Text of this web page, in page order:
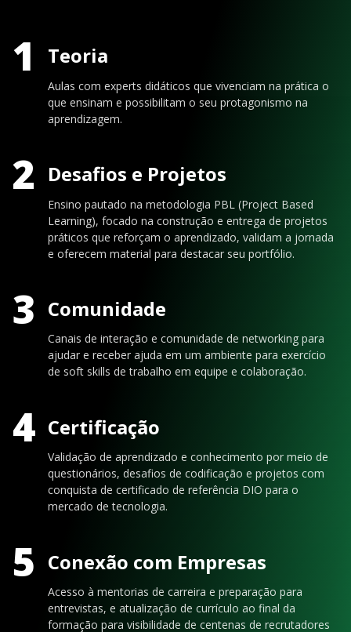
1 Teoria
Aulas com experts didáticos que vivenciam na prática o
que ensinam e possibilitam o seu protagonismo na
aprendizagem.
2 Desafios e Projetos
Ensino pautado na metodologia PBL (Project Based
Learning), focado na construção e entrega de projetos
práticos que reforçam o aprendizado, validam a jornada
e oferecem material para destacar seu portfólio.
3 Comunidade
Canais de interação e comunidade de networking para
ajudar e receber ajuda em um ambiente para exercício
de soft skills de trabalho em equipe e colaboração.
4 Certificação
Validação de aprendizado e conhecimento por meio de
questionários, desafios de codificação e projetos com
conquista de certificado de referência DIO para o
mercado de tecnologia.
5 Conexão com Empresas
Acesso à mentorias de carreira e preparação para
entrevistas, e atualização de currículo ao final da
formação para visibilidade de centenas de recrutadores